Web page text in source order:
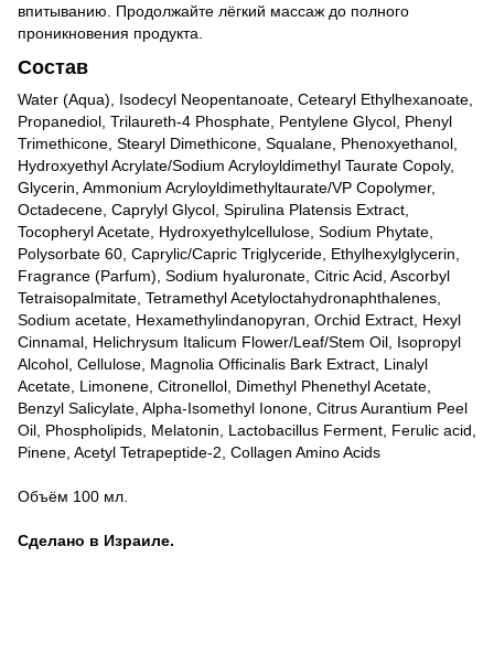
впитыванию. Продолжайте лёгкий массаж до полного
проникновения продукта.
Состав
Water (Aqua), Isodecyl Neopentanoate, Cetearyl Ethylhexanoate,
Propanediol, Trilaureth-4 Phosphate, Pentylene Glycol, Phenyl
Trimethicone, Stearyl Dimethicone, Squalane, Phenoxyethanol,
Hydroxyethyl Acrylate/Sodium Acryloyldimethyl Taurate Copoly,
Glycerin, Ammonium Acryloyldimethyltaurate/VP Copolymer,
Octadecene, Caprylyl Glycol, Spirulina Platensis Extract,
Tocopheryl Acetate, Hydroxyethylcellulose, Sodium Phytate,
Polysorbate 60, Caprylic/Capric Triglyceride, Ethylhexylglycerin,
Fragrance (Parfum), Sodium hyaluronate, Citric Acid, Ascorbyl
Tetraisopalmitate, Tetramethyl Acetyloctahydronaphthalenes,
Sodium acetate, Hexamethylindanopyran, Orchid Extract, Hexyl
Cinnamal, Helichrysum Italicum Flower/Leaf/Stem Oil, Isopropyl
Alcohol, Cellulose, Magnolia Officinalis Bark Extract, Linalyl
Acetate, Limonene, Citronellol, Dimethyl Phenethyl Acetate,
Benzyl Salicylate, Alpha-Isomethyl Ionone, Citrus Aurantium Peel
Oil, Phospholipids, Melatonin, Lactobacillus Ferment, Ferulic acid,
Pinene, Acetyl Tetrapeptide-2, Collagen Amino Acids
Объём 100 мл.
Сделано в Израиле.